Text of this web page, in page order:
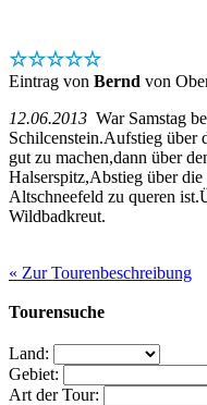
☆☆☆☆☆
Eintrag von Bernd von
12.06.2013 War Samstag
Schilcenstein.Aufstieg über
gut zu machen,dann über
Halserspitz,Abstieg über
Altschneefeld zu queren
Wildbadkreut.
« Zur Tourenbeschreibung
Tourensuche
Land:
Gebiet:
Art der Tour: